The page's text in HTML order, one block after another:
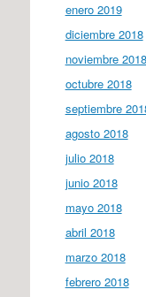
enero 2019
diciembre 2018
noviembre 2018
octubre 2018
septiembre
agosto 2018
julio 2018
junio 2018
mayo 2018
abril 2018
marzo 2018
febrero 2018